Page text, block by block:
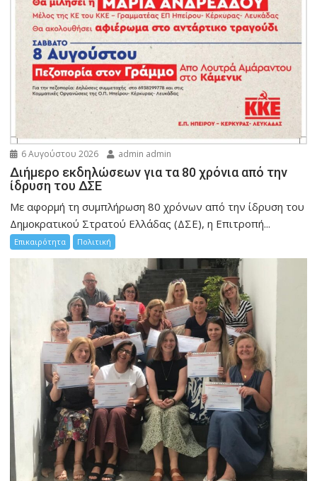
6 Αυγούστου 2026 admin admin
Διήμερο εκδηλώσεων για τα 80 χρόνια από την
ίδρυση του ΔΣΕ
Με αφορμή τη συμπλήρωση 80 χρόνων από την ίδρυση του
Δημοκρατικού Στρατού Ελλάδας (ΔΣΕ), η Επιτροπή...
Επικαιρότητα Πολιτική